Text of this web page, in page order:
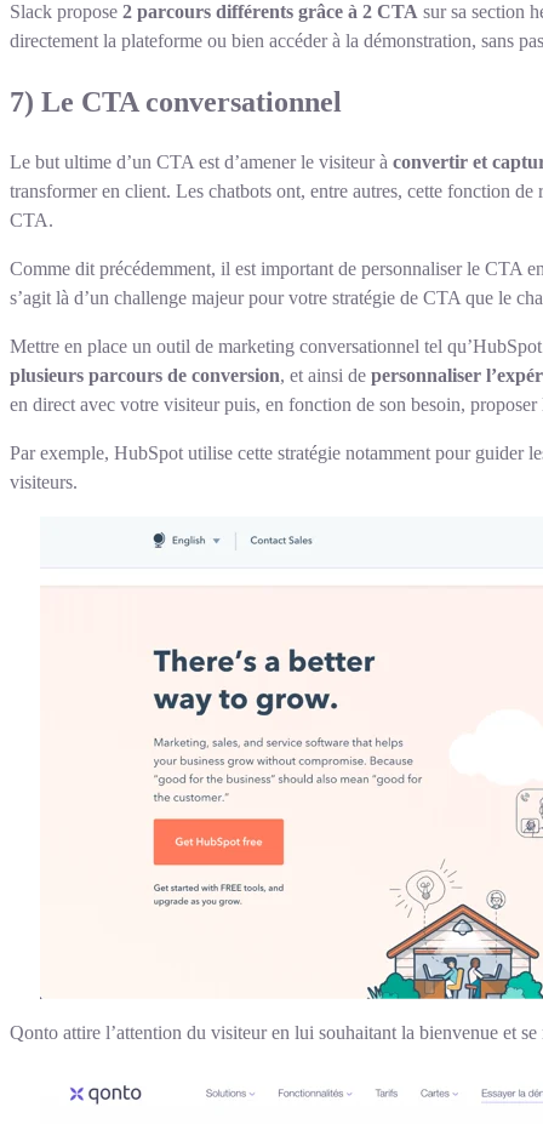
Slack propose 2 parcours différents grâce à 2 CTA sur sa section
directement la plateforme ou bien accéder à la démonstration, sans
7) Le CTA conversationnel
Le but ultime d’un CTA est d’amener le visiteur à convertir et
transformer en client. Les chatbots ont, entre autres, cette fonction
CTA.
Comme dit précédemment, il est important de personnaliser le CTA
s’agit là d’un challenge majeur pour votre stratégie de CTA que le
Mettre en place un outil de marketing conversationnel tel
plusieurs parcours de conversion, et ainsi de personnaliser
en direct avec votre visiteur puis, en fonction de son besoin,
Par exemple, HubSpot utilise cette stratégie notamment pour guider
visiteurs.
Qonto attire l’attention du visiteur en lui souhaitant la bienvenue et